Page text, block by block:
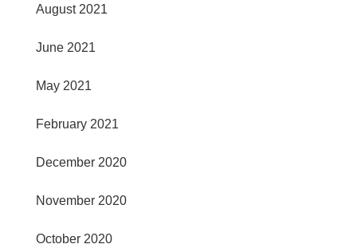
August 2021
June 2021
May 2021
February 2021
December 2020
November 2020
October 2020